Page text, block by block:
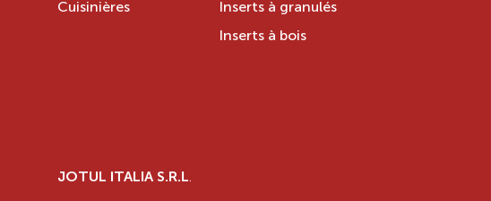
Cuisinières
Inserts à granulés
Inserts à bois
JOTUL ITALIA S.R.L.